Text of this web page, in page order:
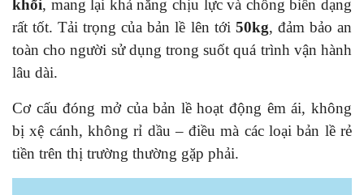
khối, mang lại khả năng chịu lực và chống biến dạng
rất tốt. Tải trọng của bản lề lên tới 50kg, đảm bảo an
toàn cho người sử dụng trong suốt quá trình vận hành
lâu dài.
Cơ cấu đóng mở của bản lề hoạt động êm ái, không
bị xệ cánh, không rỉ dầu – điều mà các loại bản lề rẻ
tiền trên thị trường thường gặp phải.